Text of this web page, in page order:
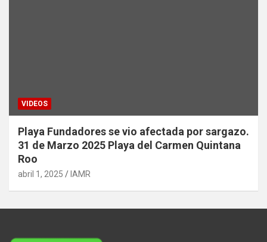
VIDEOS
Playa Fundadores se vio afectada por sargazo.
31 de Marzo 2025 Playa del Carmen Quintana
Roo
abril 1, 2025 IAMR